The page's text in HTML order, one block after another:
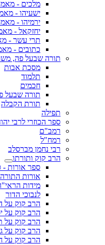
מלכים -
ישעיהו -
ירמיהו -
יחזקאל -
תרי עשר -
כתובים -
תורה שבעל פה,
מסכת אבות
תלמוד
חכמים
תורה שבעל
תורת הקבלה
תפילה
ספר הכוזרי לרבי
רמב"ם
רמח"ל
רבי נחמן מברסלב
הרב קוק ותורתו
ספר אורות -
אורות התורה
מידות
לנבוכי הדור
הרב קוק על
הרב קוק על
הרב קוק על
הרב קוק על
הרב קוק על